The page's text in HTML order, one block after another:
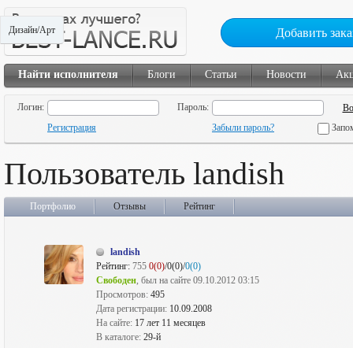
Добавить
Найти исполнителя Блоги Статьи Новости
Логин:
Пароль:
Регистрация
Забыли пароль?
Пользователь landish
Портфолио Отзывы Рейтинг
landish
Рейтинг: 755 0(0)/0(0)/0(0)
Свободен, был на сайте 09.10.2012 03:15
Просмотров: 495
Дата регистрации: 10.09.2008
На сайте: 17 лет 11 месяцев
В каталоге: 29-й
Дизайн/Арт